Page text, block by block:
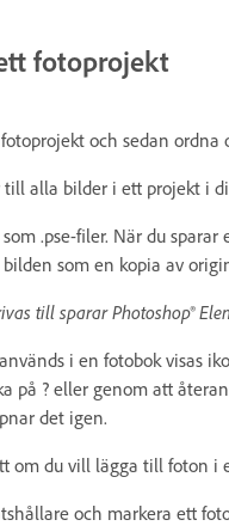
fotoprojekt
och sedan ordna
till alla bilder i ett projekt i
.pse-filer. När du
som en kopia av
till sparar Photoshop®
i en fotobok visas
på ? eller genom att
det igen.
om du vill lägga till foton i
och markera ett